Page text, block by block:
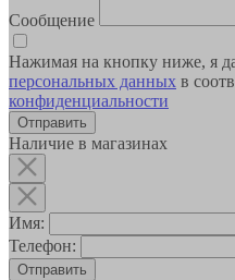
Сообщение
Нажимая на кнопку ниже, я
персональных данных в
конфиденциальности
Наличие в магазинах
Имя:
Телефон:
Отправить